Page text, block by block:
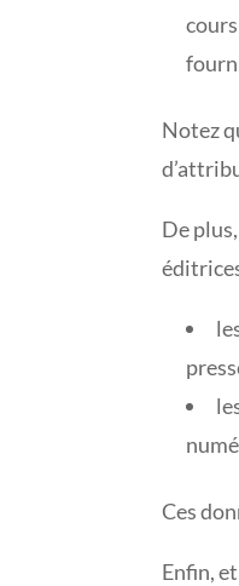
Notez
De
Ces
Enfin,